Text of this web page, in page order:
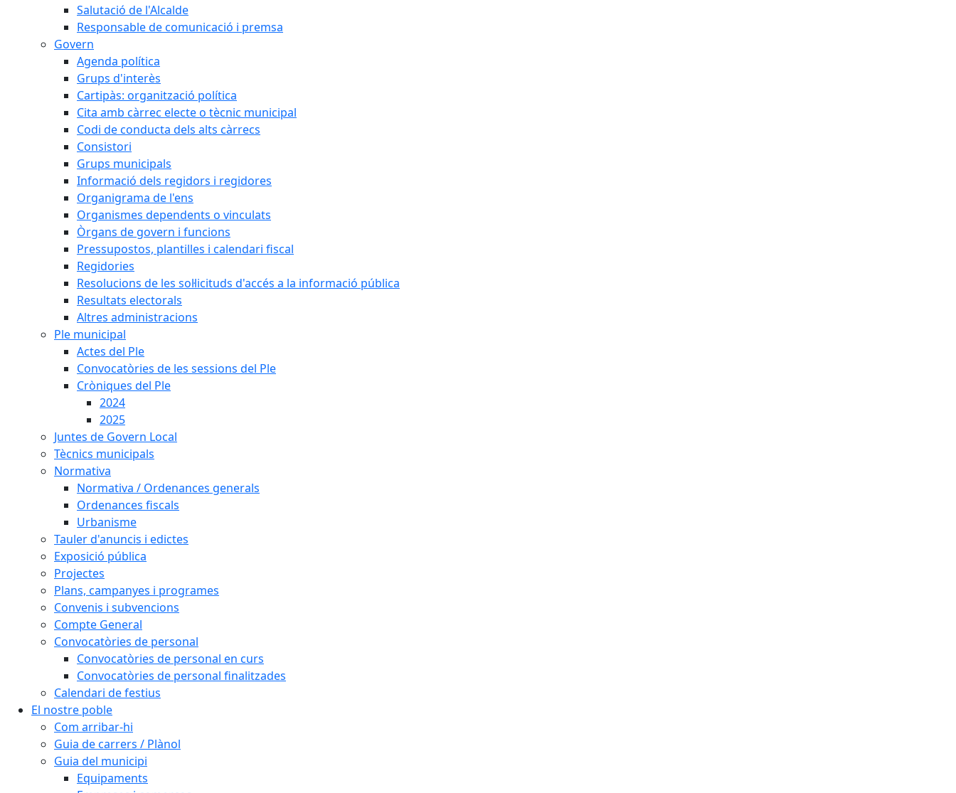
Salutació de l'Alcalde
Responsable de comunicació i premsa
Govern
Agenda política
Grups d'interès
Cartipàs: organització política
Cita amb càrrec electe o tècnic municipal
Codi de conducta dels alts càrrecs
Consistori
Grups municipals
Informació dels regidors i regidores
Organigrama de l'ens
Organismes dependents o vinculats
Òrgans de govern i funcions
Pressupostos, plantilles i calendari fiscal
Regidories
Resolucions de les sol·licituds d'accés a la informació pública
Resultats electorals
Altres administracions
Ple municipal
Actes del Ple
Convocatòries de les sessions del Ple
Cròniques del Ple
2024
2025
Juntes de Govern Local
Tècnics municipals
Normativa
Normativa / Ordenances generals
Ordenances fiscals
Urbanisme
Tauler d'anuncis i edictes
Exposició pública
Projectes
Plans, campanyes i programes
Convenis i subvencions
Compte General
Convocatòries de personal
Convocatòries de personal en curs
Convocatòries de personal finalitzades
Calendari de festius
El nostre poble
Com arribar-hi
Guia de carrers / Plànol
Guia del municipi
Equipaments